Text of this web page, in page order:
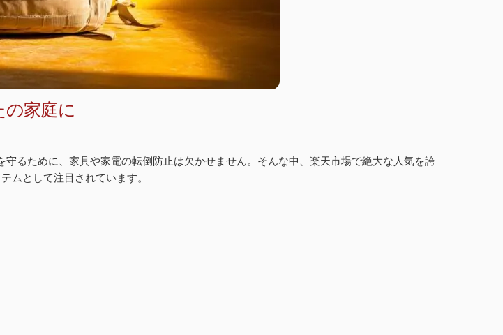
の家庭に
るために、家具や家電の転倒防止は欠かせません。そんな中、楽天市場で絶大な人気を誇
ムとして注目されています。